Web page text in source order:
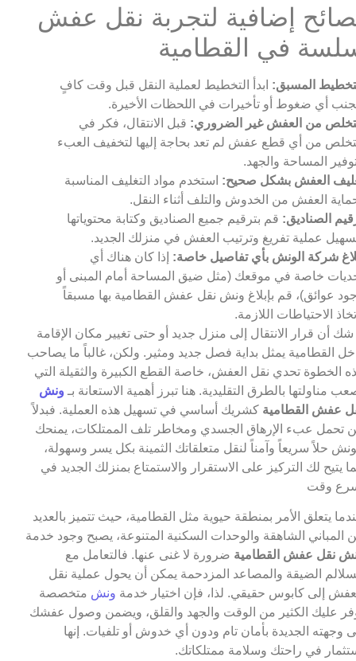
إضافية لتجربة نقل عفش
في القطامية
المسبق: ابدأ التخطيط لعملية النقل قبل وقت كافٍ
أي ضغوط أو تأخيرات في اللحظات الأخيرة.
من العفش غير الضروري: قبل الانتقال، فكر في
من أي قطع عفش لم تعد بحاجة إليها لتخفيف العبء
المساحة والجهد.
العفش بشكل صحيح: استخدم مواد التغليف المناسبة
العفش من الخدوش والتلف أثناء النقل.
الصناديق: قم بترقيم جميع الصناديق وكتابة محتوياتها
عملية تفريغ وترتيب العفش في منزلك الجديد.
شركة الونش بأي تفاصيل خاصة: إذا كان هناك أي
خاصة في موقعك (مثل ضيق المساحة أمام المبنى أو
عوائق)، قم بإبلاغ ونش نقل عفش القطامية بها مسبقاً
الاحتياطات اللازمة.
شك أن قرار الانتقال إلى منزل جديد أو حتى تغيير مكان الإقامة
القطامية يمثل بداية فصل جديد ومثير. ولكن، غالباً ما يصاحب
الخطوة تحدي نقل العفش، خاصة القطع الكبيرة والثقيلة التي
مناولتها بالطرق التقليدية. هنا تبرز أهمية الاستعانة بـ ونش
عفش القطامية كشريك أساسي في تسهيل هذه العملية. فبدلاً
تحمل عبء الإرهاق الجسدي ومخاطر تلف الممتلكات، يمنحك
حلاً سريعاً وآمناً لنقل متعلقاتك الثمينة بكل يسر وسهولة،
يتيح لك التركيز على الاستقرار والاستمتاع بمنزلك الجديد في
وقت
يتعلق الأمر بمنطقة حيوية مثل القطامية، حيث تتميز بالعديد
المباني الشاهقة والوحدات السكنية المتنوعة، يصبح وجود خدمة
نقل عفش القطامية ضرورة لا غنى عنها. فالتعامل مع
الضيقة والمصاعد المزدحمة يمكن أن يحول عملية نقل
إلى كابوس حقيقي. لذا، فإن اختيار خدمة ونش متخصصة
عليك الكثير من الوقت والجهد والقلق، ويضمن وصول عفشك
وجهته الجديدة بأمان تام ودون أي خدوش أو تلفيات. إنها
في راحتك وسلامة ممتلكاتك.